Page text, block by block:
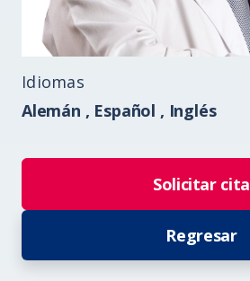
Idiomas
Alemán , Español , Inglés
Solicitar cita
Regresar